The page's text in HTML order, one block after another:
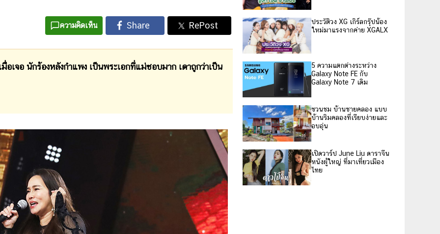
ความคิดเห็น
นักร้องหลังกำแพง เป็นพระเอกที่แม่ชอบมาก เดาถูกว่าเป็น
ประวัติวง XG เกิร์ลกรุ๊ปน้อง
ใหม่มาแรงจากค่าย XGALX
5 ความแตกต่างระหว่าง
Galaxy Note FE กับ
Galaxy Note 7 เดิม
ชวนชม บ้านชายคลอง แบบ
บ้านริมคลองที่เรียบง่ายและ
อบอุ่น
เปิดวาร์ป June Liu ดาราจีน
หนังผู้ใหญ่ ที่มาเที่ยวเมือง
ไทย